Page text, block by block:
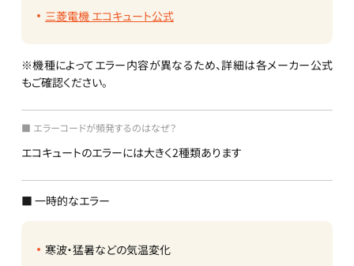
三菱電機 エコキュート公式
※機種によってエラー内容が異なるため、詳細は各メーカー公式
もご確認ください。
■ エラーコードが頻発するのはなぜ？
エコキュートのエラーには大きく2種類あります
■ 一時的なエラー
寒波・猛暑などの気温変化